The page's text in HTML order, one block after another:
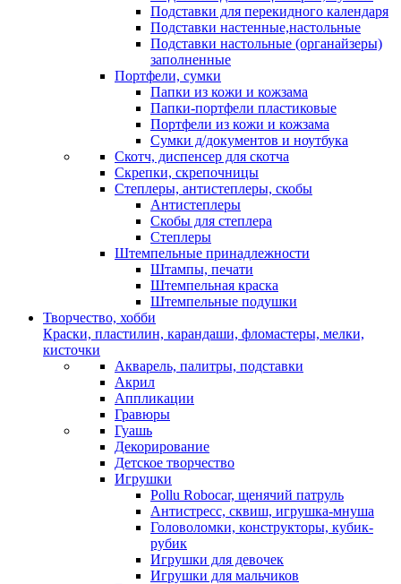
Подставки для перекидного календаря
Подставки настенные,настольные
Подставки настольные (органайзеры)
заполненные
Портфели, сумки
Папки из кожи и кожзама
Папки-портфели пластиковые
Портфели из кожи и кожзама
Сумки д/документов и ноутбука
Скотч, диспенсер для скотча
Скрепки, скрепочницы
Степлеры, антистеплеры, скобы
Антистеплеры
Скобы для степлера
Степлеры
Штемпельные принадлежности
Штампы, печати
Штемпельная краска
Штемпельные подушки
Творчество, хобби
Краски, пластилин, карандаши, фломастеры, мелки,
кисточки
Акварель, палитры, подставки
Акрил
Аппликации
Гравюры
Гуашь
Декорирование
Детское творчество
Игрушки
Pollu Robocar, щенячий патруль
Антистресс, сквиш, игрушка-мнуша
Головоломки, конструкторы, кубик-
рубик
Игрушки для девочек
Игрушки для мальчиков